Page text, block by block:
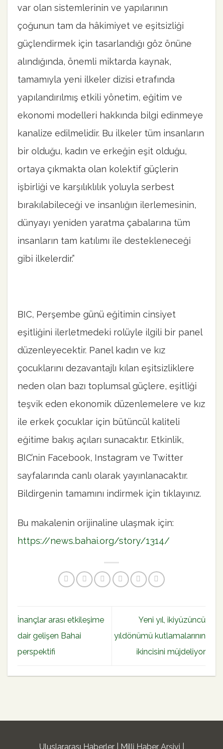
var olan sistemlerinin ve yapılarının
çoğunun tam da hâkimiyet ve eşitsizliği
güçlendirmek için tasarlandığı göz önüne
alındığında, önemli miktarda kaynak,
tamamıyla yeni ilkeler dizisi etrafında
yapılandırılmış etkili yönetim, eğitim ve
ekonomi modelleri hakkında bilgi edinmeye
kanalize edilmelidir. Bu ilkeler tüm insanların
bir olduğu, kadın ve erkeğin eşit olduğu,
ortaya çıkmakta olan kolektif güçlerin
işbirliği ve karşılıklılık yoluyla serbest
bırakılabileceği ve insanlığın ilerlemesinin,
dünyayı yeniden yaratma çabalarına tüm
insanların tam katılımı ile destekleneceği
gibi ilkelerdir.”
BIC, Perşembe günü eğitimin cinsiyet
eşitliğini ilerletmedeki rolüyle ilgili bir panel
düzenleyecektir. Panel kadın ve kız
çocuklarını dezavantajlı kılan eşitsizliklere
neden olan bazı toplumsal güçlere, eşitliği
teşvik eden ekonomik düzenlemelere ve kız
ile erkek çocuklar için bütüncül kaliteli
eğitime bakış açıları sunacaktır. Etkinlik,
BIC’nin Facebook, Instagram ve Twitter
sayfalarında canlı olarak yayınlanacaktır.
Bildirgenin tamamını indirmek için tıklayınız.
Bu makalenin orijinaline ulaşmak için:
https://news.bahai.org/story/1314/
İnançlar arası etkileşime
dair gelişen Bahai
perspektifi
Yeni yıl, ikiyüzüncü
yıldönümü kutlamalarının
ikincisini müjdeliyor
Uluslararası Haberler Milli Haber Arşivi